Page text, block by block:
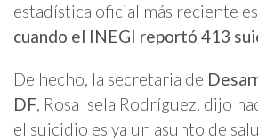
estadística oficial más reciente
cuando el INEGI reportó 413
De hecho, la secretaria de
DF, Rosa Isela Rodríguez, dijo
el suicidio es ya un asunto de